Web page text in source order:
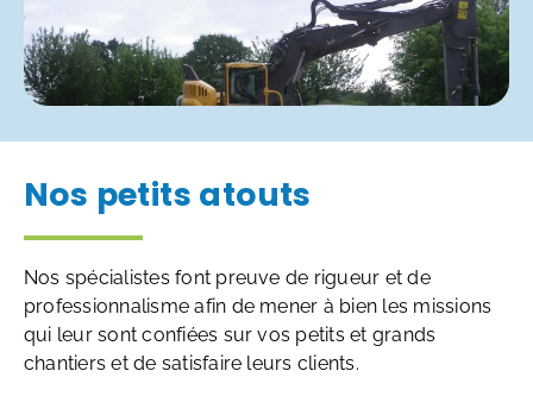
Nos petits atouts
Nos spécialistes font preuve de rigueur et de
professionnalisme afin de mener à bien les missions
qui leur sont confiées sur vos petits et grands
chantiers et de satisfaire leurs clients.